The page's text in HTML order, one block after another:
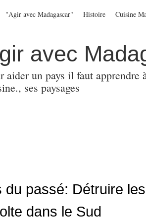
avec
aider un pays il faut
ses paysages
"Agir avec Madagascar" Histoire Cuisine
du passé: Détruire
dans le Sud